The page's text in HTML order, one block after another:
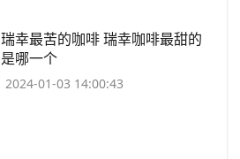
​瑞幸最苦的咖啡 瑞幸咖啡最甜的
是哪一个
2024-01-03 14:00:43